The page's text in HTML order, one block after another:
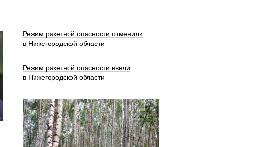
Режим ракетной опасности отменили
в Нижегородской области
Режим ракетной опасности ввели
в Нижегородской области